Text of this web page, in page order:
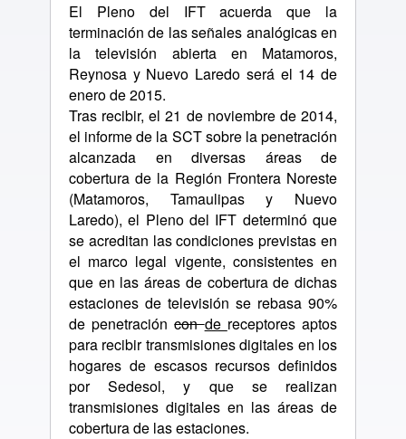
El Pleno del IFT acuerda que la
terminación de las señales analógicas en
la televisión abierta en Matamoros,
Reynosa y Nuevo Laredo será el 14 de
enero de 2015.
Tras recibir, el 21 de noviembre de 2014,
el informe de la SCT sobre la penetración
alcanzada en diversas áreas de
cobertura de la Región Frontera Noreste
(Matamoros, Tamaulipas y Nuevo
Laredo), el Pleno del IFT determinó que
se acreditan las condiciones previstas en
el marco legal vigente, consistentes en
que en las áreas de cobertura de dichas
estaciones de televisión se rebasa 90%
de penetraciónconde receptores aptos
para recibir transmisiones digitales en los
hogares de escasos recursos definidos
por Sedesol, y que se realizan
transmisiones digitales en las áreas de
cobertura de las estaciones.